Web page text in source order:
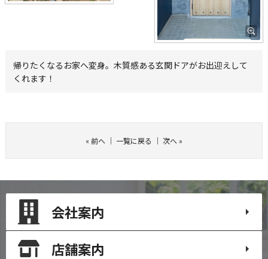
帰りたくなるお家へ変身。木質感ある玄関ドアがお出迎えして
くれます！
« 前へ｜ 一覧に戻る ｜ 次へ»
会社案内
店舗案内